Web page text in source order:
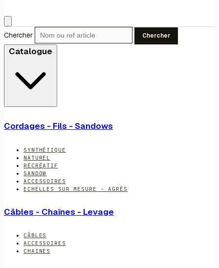
Chercher Chercher
Catalogue
Cordages - Fils - Sandows
SYNTHÉTIQUE
NATUREL
RÉCRÉATIF
SANDOW
ACCESSOIRES
ECHELLES SUR MESURE - AGRÈS
Câbles - Chaînes - Levage
CÂBLES
ACCESSOIRES
CHAINES